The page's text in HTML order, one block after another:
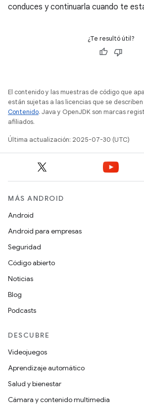
conduces y continuarla cuando te
¿Te resultó útil?
El contenido y las muestras de código que
están sujetas a las licencias que se describen
Contenido. Java y OpenJDK son marcas
afiliados.
Última actualización: 2025-07-30 (UTC)
MÁS ANDROID
Android
Android para empresas
Seguridad
Código abierto
Noticias
Blog
Podcasts
DESCUBRE
Videojuegos
Aprendizaje automático
Salud y bienestar
Cámara y contenido multimedia